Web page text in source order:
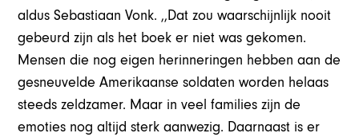
aldus Sebastiaan Vonk. ,,Dat zou waarschijnlijk nooit
gebeurd zijn als het boek er niet was gekomen.
Mensen die nog eigen herinneringen hebben aan de
gesneuvelde Amerikaanse soldaten worden helaas
steeds zeldzamer. Maar in veel families zijn de
emoties nog altijd sterk aanwezig. Daarnaast is er